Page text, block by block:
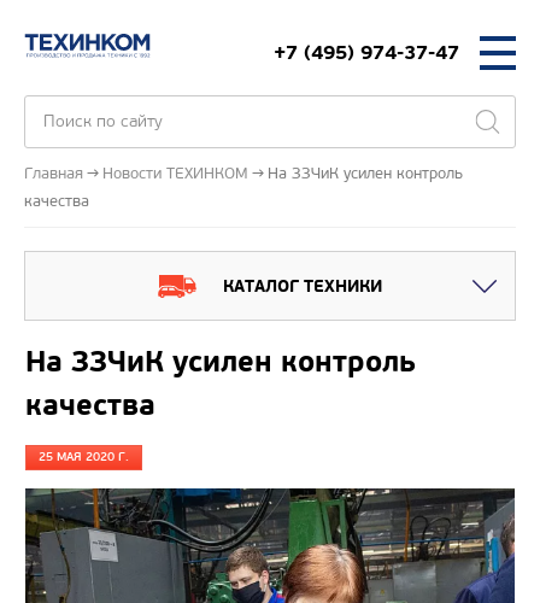
+7 (495) 974-37-47
Главная Новости ТЕХИНКОМ
На ЗЗЧиК усилен контроль
качества
КАТАЛОГ ТЕХНИКИ
На ЗЗЧиК усилен контроль
качества
25 МАЯ 2020 Г.